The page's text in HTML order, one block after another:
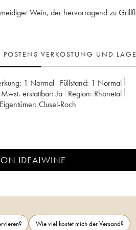
Wein, der hervorragend zu
VERKOSTUNG UND
1 Normal Füllstand: 1 Normal
Mwst. erstattbar: ja Region:
Rhonetal
Eigentümer: Clusel-Roch
IDEALWINE
Wie viel kostet mich der Versand?